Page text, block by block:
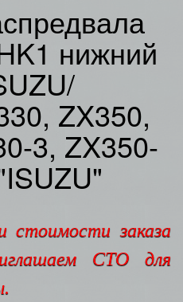
нижний
ZX350,
3, ZX350-
стоимости заказа
СТО для